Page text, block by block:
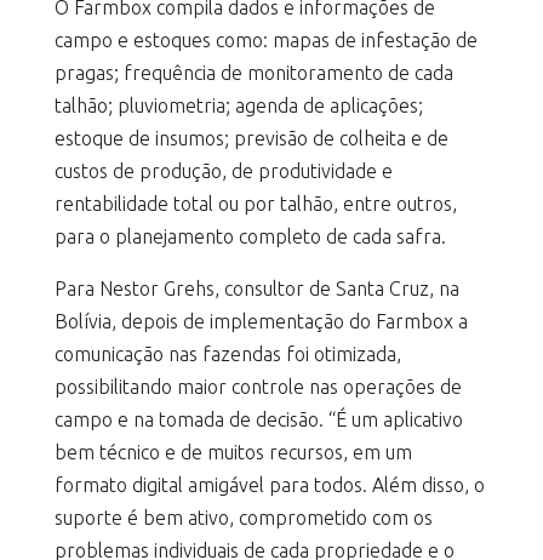
O Farmbox compila dados e informações de
campo e estoques como: mapas de infestação de
pragas; frequência de monitoramento de cada
talhão; pluviometria; agenda de aplicações;
estoque de insumos; previsão de colheita e de
custos de produção, de produtividade e
rentabilidade total ou por talhão, entre outros,
para o planejamento completo de cada safra.
Para Nestor Grehs, consultor de Santa Cruz, na
Bolívia, depois de implementação do Farmbox a
comunicação nas fazendas foi otimizada,
possibilitando maior controle nas operações de
campo e na tomada de decisão. “É um aplicativo
bem técnico e de muitos recursos, em um
formato digital amigável para todos. Além disso, o
suporte é bem ativo, comprometido com os
problemas individuais de cada propriedade e o